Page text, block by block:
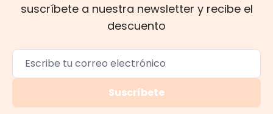
suscríbete a nuestra newsletter y recibe el
descuento
Suscríbete